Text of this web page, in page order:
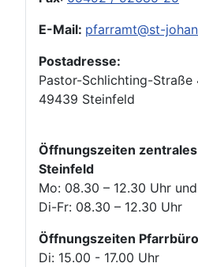
E-Mail: pfarramt@st-
Postadresse:
Pastor-Schlichting-Straße
49439 Steinfeld
Öffnungszeiten
Steinfeld
Mo: 08.30 – 12.30 Uhr
Di-Fr: 08.30 – 12.30 Uhr
Öffnungszeiten
Di: 15.00 - 17.00 Uhr